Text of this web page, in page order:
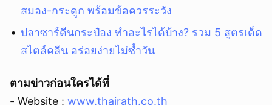
สมอง-กระดูก พร้อมข้อควรระวัง
ปลาซาร์ดีนกระป๋อง ทำอะไรได้บ้าง? รวม 5 สูตรเด็ด
สไตล์คลีน อร่อยง่ายไม่ซ้ำวัน
ตามข่าวก่อนใครได้ที่
- Website : www.thairath.co.th